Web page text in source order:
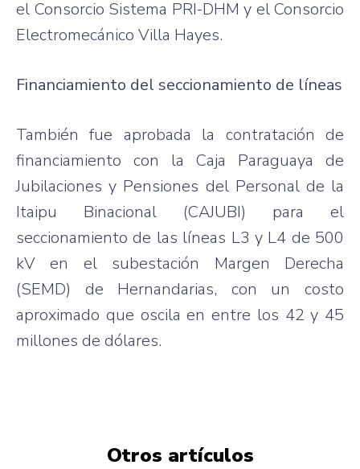
el Consorcio Sistema PRI-DHM y el Consorcio
Electromecánico Villa Hayes.
Financiamiento del seccionamiento de líneas
También fue aprobada la contratación de
financiamiento con la Caja Paraguaya de
Jubilaciones y Pensiones del Personal de la
Itaipu Binacional (CAJUBI) para el
seccionamiento de las líneas L3 y L4 de 500
kV en el subestación Margen Derecha
(SEMD) de Hernandarias, con un costo
aproximado que oscila en entre los 42 y 45
millones de dólares.
Otros artículos